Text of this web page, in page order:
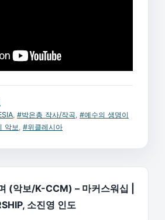
, #박은총 작사/작곡, #예수의 생명이
악보, #위클레시아
(악보/K-CCM) – 마커스워십 |
소진영 인도